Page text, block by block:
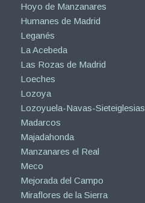
Hoyo de Manzanares
Humanes de Madrid
Leganés
La Acebeda
Las Rozas de Madrid
Loeches
Lozoya
Lozoyuela-Navas-Sieteiglesias
Madarcos
Majadahonda
Manzanares el Real
Meco
Mejorada del Campo
Miraflores de la Sierra